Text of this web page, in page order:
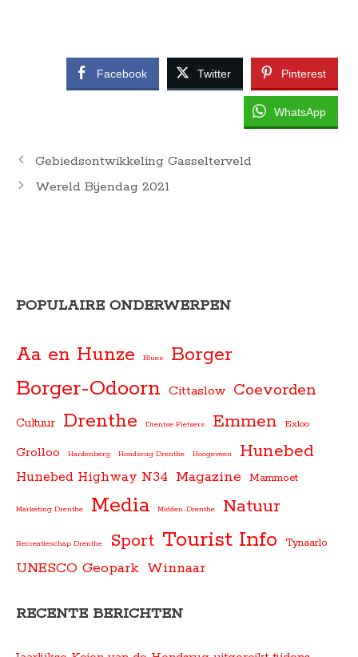
Facebook Twitter Pinterest
WhatsApp
Gebiedsontwikkeling Gasselterveld
Wereld Bijendag 2021
POPULAIRE ONDERWERPEN
Aa en Hunze Blues Borger
Borger-Odoorn Cittaslow Coevorden
Cultuur Drenthe Drentse Fietsers Emmen Exloo
Grolloo Hardenberg Hondsrug Drenthe Hoogeveen Hunebed
Hunebed Highway N34 Magazine Mammoet
Marketing Drenthe Media Midden-Drenthe Natuur
Recreatieschap Drenthe Sport Tourist Info Tynaarlo
UNESCO Geopark Winnaar
RECENTE BERICHTEN